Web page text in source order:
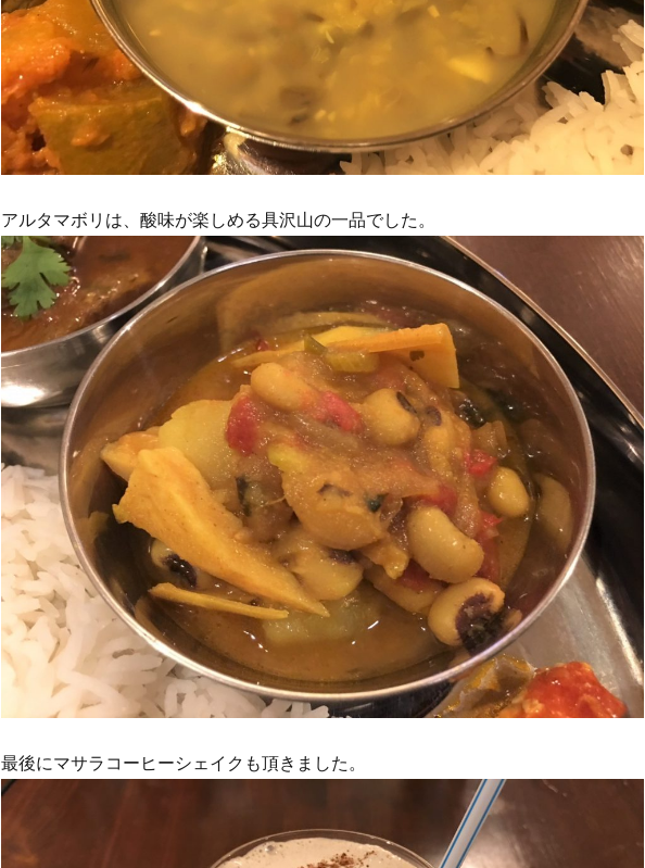
アルタマボリは、酸味が楽しめる具沢山の一品でした。
最後にマサラコーヒーシェイクも頂きました。